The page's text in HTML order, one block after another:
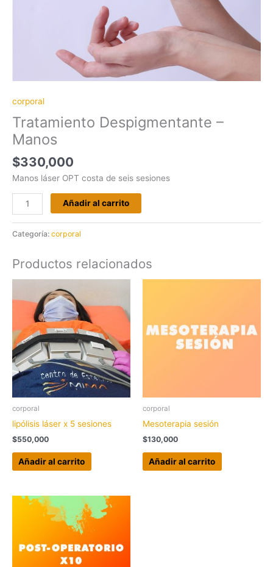
corporal
Tratamiento Despigmentante –
Manos
$330,000
Manos láser OPT costa de seis sesiones
Añadir al carrito
Categoría: corporal
Productos relacionados
corporal
lipólisis láser x 5 sesiones
$550,000
Añadir al carrito
corporal
Mesoterapia sesión
$130,000
Añadir al carrito